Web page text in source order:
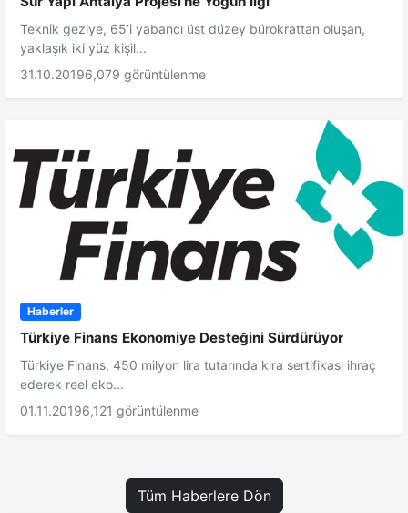
Teknik geziye, 65’i yabancı üst düzey bürokrattan oluşan,
yaklaşık iki yüz kişil...
31.10.20196,079 görüntülenme
Haberler
Türkiye Finans Ekonomiye Desteğini Sürdürüyor
Türkiye Finans, 450 milyon lira tutarında kira sertifikası ihraç
ederek reel eko...
01.11.20196,121 görüntülenme
Tüm Haberlere Dön